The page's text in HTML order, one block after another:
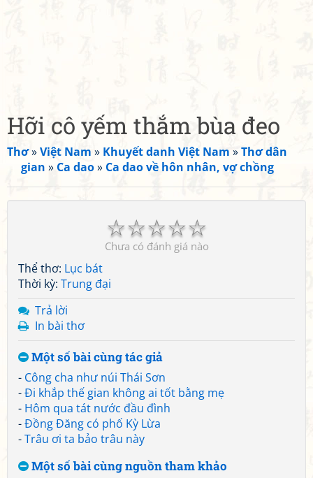
Hỡi cô yếm thắm bùa đeo
Thơ»Việt Nam » Khuyết danh Việt Nam »Thơ dân
gian » Ca dao» Ca dao về hôn nhân, vợ chồng
☆
☆
☆
☆
☆
Chưa có đánh giá nào
Thể thơ: Lục bát
Thời kỳ: Trung đại
Trả lời
In bài thơ
Một số bài cùng tác giả
- Công cha như núi Thái Sơn
-Đi khắp thế gian không ai tốt bằng mẹ
- Hôm qua tát nước đầu đình
-Đồng Đăng có phố Kỳ Lừa
-Trâu ơi ta bảo trâu này
Một số bài cùng nguồn tham khảo